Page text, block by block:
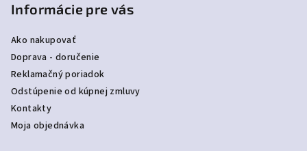
Informácie pre vás
Ako nakupovať
Doprava - doručenie
Reklamačný poriadok
Odstúpenie od kúpnej zmluvy
Kontakty
Moja objednávka